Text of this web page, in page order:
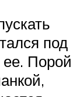
под
Порой